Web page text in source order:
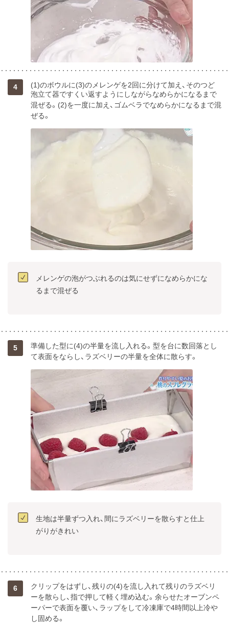
4
(1)のボウルに(3)のメレンゲを2回に分けて加え、そのつど
泡立て器ですくい返すようにしながらなめらかになるまで
混ぜる。(2)を一度に加え、ゴムベラでなめらかになるまで混
ぜる。
メレンゲの泡がつぶれるのは気にせずになめらかにな
るまで混ぜる
5
準備した型に(4)の半量を流し入れる。型を台に数回落とし
て表面をならし、ラズベリーの半量を全体に散らす。
生地は半量ずつ入れ、間にラズベリーを散らすと仕上
6
クリップをはずし、残りの(4)を流し入れて残りのラズベリ
ーを散らし、指で押して軽く埋め込む。余らせたオーブンペ
ーパーで表面を覆い、ラップをして冷凍庫で4時間以上冷や
し固める。